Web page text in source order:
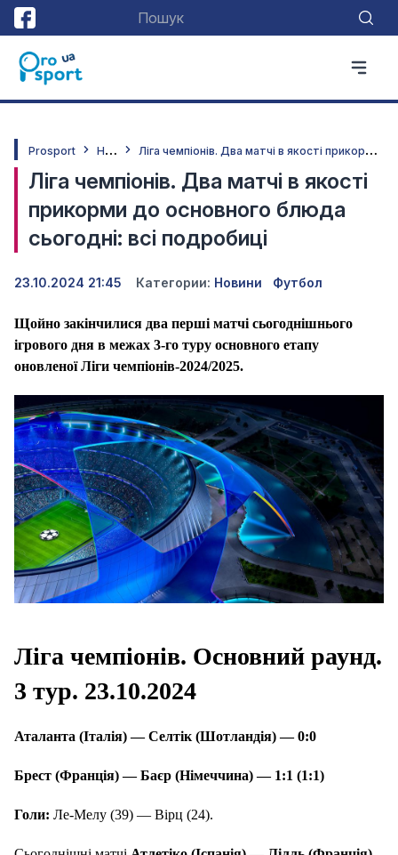
Prosport Н
овини Л
іга чемпіонів. Два матчі в якості прикорми до основного блюда сьогодні: всі подробиці
Ліга чемпіонів. Два матчі в якості
прикорми до основного блюда
сьогодні: всі подробиці
23.10.2024 21:45 Категории: Новини Футбол
Щойно закінчилися два перші матчі сьогоднішнього
ігрового дня в межах 3-го туру основного етапу
оновленої Ліги чемпіонів-2024/2025.
Ліга чемпіонів. Основний раунд.
3 тур. 23.10.2024
Аталанта (Італія) — Селтік (Шотландія) — 0:0
Брест (Франція) — Баєр (Німеччина) — 1:1 (1:1)
Голи: Ле-Мелу (39) — Вірц (24).